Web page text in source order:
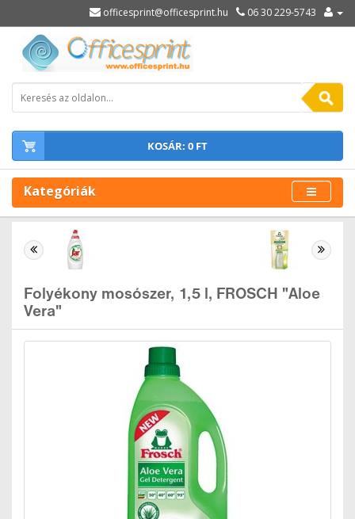
officesprint@officesprint.hu 06 30 229-5743
KOSÁR: 0 FT
Kategóriák
Folyékony mosószer, 1,5 l, FROSCH "Aloe
Vera"